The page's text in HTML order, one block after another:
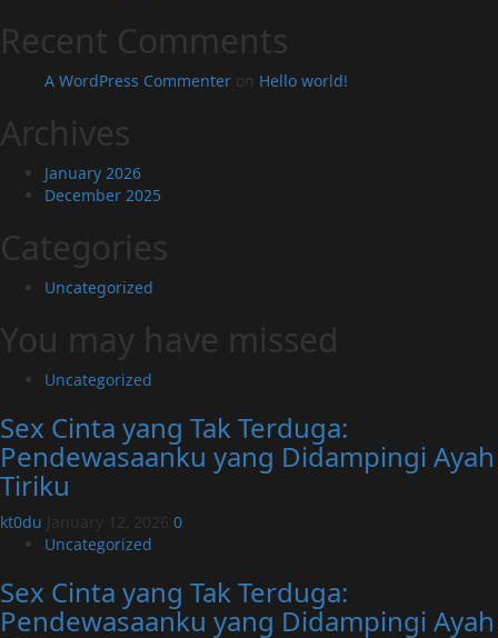
Recent Comments
A WordPress Commenter on Hello world!
Archives
January 2026
December 2025
Categories
Uncategorized
You may have missed
Uncategorized
Sex Cinta yang Tak Terduga:
Pendewasaanku yang Didampingi Ayah
Tiriku
kt0du January 12, 2026 0
Uncategorized
Sex Cinta yang Tak Terduga:
Pendewasaanku yang Didampingi Ayah